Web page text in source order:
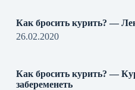
Как бросить курить? —
26.02.2020
Как бросить курить? —
забеременеть